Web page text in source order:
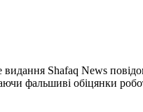
видання Shafaq News
фальшиві обіцянки